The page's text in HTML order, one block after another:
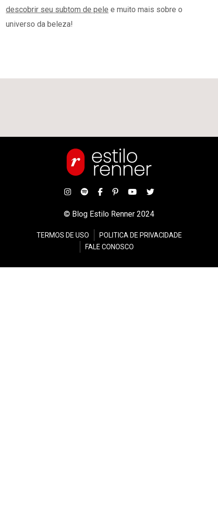
descobrir seu subtom de pele e muito mais sobre o
universo da beleza!
© Blog Estilo Renner 2024
TERMOS DE USO
POLITICA DE PRIVACIDADE
FALE CONOSCO